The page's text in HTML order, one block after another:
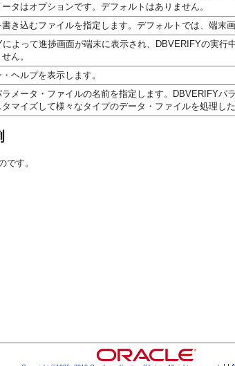
ータはオプションです。デフォルトはありません。
書き込むファイルを指定します。デフォルトでは、端末
によって進捗画面が端末に表示され、DBVERIFYの実行
ん。
ヘルプを表示します。
メータ・ファイルの名前を指定します。DBVERIFYパ
マイズして様々なタイプのデータ・ファイルを処理し
です。